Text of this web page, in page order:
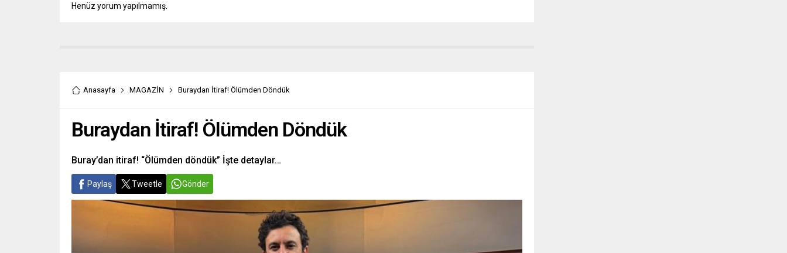
Henüz yorum yapılmamış.
Anasayfa MAGAZİN Buraydan İtiraf! Ölümden Döndük
Buraydan İtiraf! Ölümden Döndük
Buray’dan itiraf! “Ölümden döndük” İşte detaylar…
Paylaş Tweetle Gönder